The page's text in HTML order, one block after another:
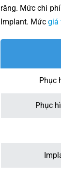
răng. Mức chi
Implant. Mức giá
Phục
Phục